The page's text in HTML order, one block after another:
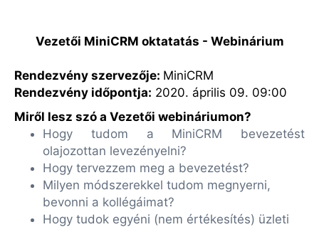
Vezetői MiniCRM oktatatás - Webinárium
Rendezvény szervezője: MiniCRM
Rendezvény időpontja: 2020. április 09. 09:00
Miről lesz szó a Vezetői webináriumon?
Hogy tudom a MiniCRM bevezetést
olajozottan levezényelni?
Hogy tervezzem meg a bevezetést?
Milyen módszerekkel tudom megnyerni,
bevonni a kollégáimat?
Hogy tudok egyéni (nem értékesítés) üzleti